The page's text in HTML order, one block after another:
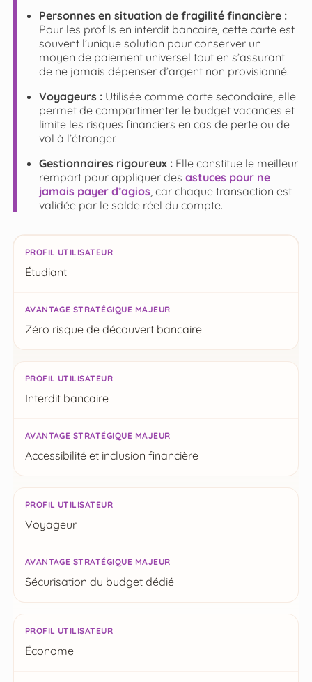
Personnes en situation de fragilité financière :
Pour les profils en interdit bancaire, cette carte est
souvent l’unique solution pour conserver un
moyen de paiement universel tout en s’assurant
de ne jamais dépenser d’argent non provisionné.
Voyageurs :Utilisée comme carte secondaire, elle
permet de compartimenter le budget vacances et
limite les risques financiers en cas de perte ou de
vol à l’étranger.
Gestionnaires rigoureux :Elle constitue le meilleur
rempart pour appliquer des astuces pour ne
jamais payer d’agios , car chaque transaction est
validée par le solde réel du compte.
Profil utilisateur
Avantage stratégique majeur
Étudiant
Zéro risque de découvert bancaire
Interdit bancaire
Accessibilité et inclusion financière
Voyageur
Sécurisation du budget dédié
Économe